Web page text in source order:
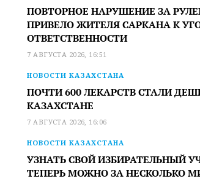
ПОВТОРНОЕ НАРУШЕНИЕ ЗА
ПРИВЕЛО ЖИТЕЛЯ САРКАНА К
ОТВЕТСТВЕННОСТИ
7 АВГУСТА 2026, 16:51
НОВОСТИ КАЗАХСТАНА
ПОЧТИ 600 ЛЕКАРСТВ СТАЛИ
КАЗАХСТАНЕ
7 АВГУСТА 2026, 16:06
НОВОСТИ КАЗАХСТАНА
УЗНАТЬ СВОЙ ИЗБИРАТЕЛЬНЫЙ
ТЕПЕРЬ МОЖНО ЗА НЕСКОЛЬКО